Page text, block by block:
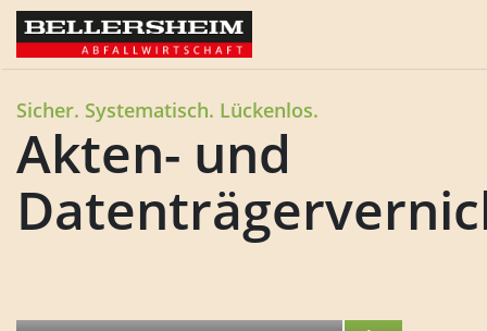
Sicher. Systematisch. Lückenlos.
Akten- und